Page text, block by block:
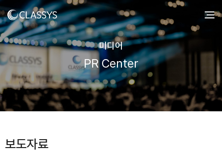
미디어
PR Center
보도자료